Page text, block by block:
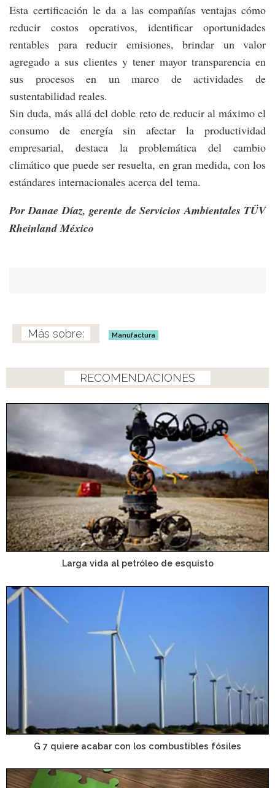
Esta certificación le da a las compañías ventajas cómo
reducir costos operativos, identificar oportunidades
rentables para reducir emisiones, brindar un valor
agregado a sus clientes y tener mayor transparencia en
sus procesos en un marco de actividades de
sustentabilidad reales.
Sin duda, más allá del doble reto de reducir al máximo el
consumo de energía sin afectar la productividad
empresarial, destaca la problemática del cambio
climático que puede ser resuelta, en gran medida, con los
estándares internacionales acerca del tema.
Por Danae Díaz, gerente de Servicios Ambientales TÜV
Rheinland México
Manufactura
RECOMENDACIONES
Larga vida al petróleo de esquisto
G 7 quiere acabar con los combustibles fósiles